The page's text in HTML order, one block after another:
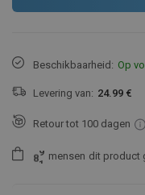
Beschikbaarheid: Op
Levering van: 24.99 €
Retour tot 100 dagen
81 mensen dit product